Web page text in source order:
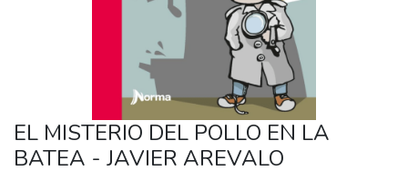
EL MISTERIO DEL POLLO EN LA
BATEA - JAVIER AREVALO